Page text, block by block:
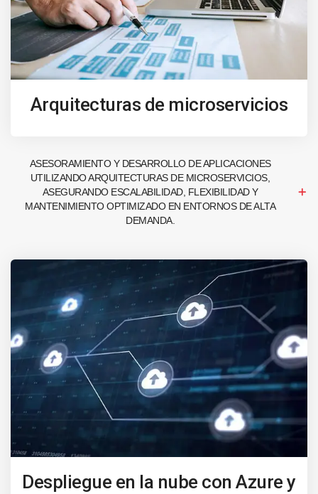
Arquitecturas de microservicios
ASESORAMIENTO Y DESARROLLO DE APLICACIONES
UTILIZANDO ARQUITECTURAS DE MICROSERVICIOS,
ASEGURANDO ESCALABILIDAD, FLEXIBILIDAD Y
MANTENIMIENTO OPTIMIZADO EN ENTORNOS DE ALTA
DEMANDA.
Despliegue en la nube con Azure y